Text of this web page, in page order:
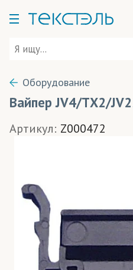
Оборудование
Вайпер JV4/ТХ2/
Артикул: Z000472